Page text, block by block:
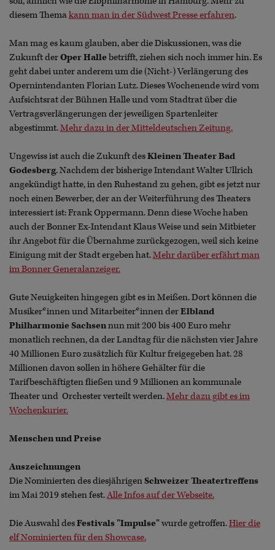
diesem Themakann man in der Südwest Presse erfahren.
Man mag es kaum glauben, aber die Diskussionen, was die
Zukunft derOper Hallebetrifft, ziehen sich noch immer hin. Es
geht dabei unter anderem um die (Nicht-) Verlängerung des
Opernintendanten Florian Lutz. Dieses Wochenende wird vom
Aufsichtsrat der Bühnen Halle und vom Stadtrat über die
Vertragsverlängerungen der jeweiligen Spartenleiter
abgestimmt.Mehr dazu in der Mitteldeutschen Zeitung.
Ungewiss ist auch die Zukunft desKleinen Theater Bad
Godesberg. Nachdem der bisherige Intendant Walter Ullrich
angekündigt hatte, in den Ruhestand zu gehen, gibt es jetzt nur
noch einen Bewerber, der an der Weiterführung des Theaters
interessiert ist: Frank Oppermann. Denn diese Woche haben
auch der Bonner Ex-Intendant Klaus Weise und sein Mitbieter
ihr Angebot für die Übernahme zurückgezogen, weil sich keine
Einigung mit der Stadt ergeben hat.Mehr darüber erfährt man
im Bonner Generalanzeiger.
Gute Neuigkeiten hingegen gibt es in Meißen. Dort können die
Musiker*innen und Mitarbeiter*innen derElbland
Philharmonie Sachsennun mit 200 bis 400 Euro mehr
monatlich rechnen, da der Landtag für die nächsten vier Jahre
40 Millionen Euro zusätzlich für Kultur freigegeben hat. 28
Millionen davon sollen in höhere Gehälter für die
Tarifbeschäftigten fließen und 9 Millionen an kommunale
Theater und Orchester verteilt werden.Mehr dazu gibt es im
Wochenkurier.
Menschen und Preise
Auszeichnungen
Die Nominierten des diesjährigenSchweizer Theatertreffens
im Mai 2019 stehen fest.Alle Infos auf der Webseite.
Die Auswahl desFestivals "Impulse"wurde getroffen.Hier die
elf Nominierten für den Showcase.